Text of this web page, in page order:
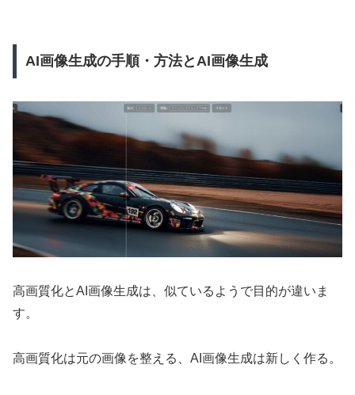
AI画像生成の手順・方法とAI画像生成
高画質化とAI画像生成は、似ているようで目的が違いま
す。
高画質化は元の画像を整える、AI画像生成は新しく作る。